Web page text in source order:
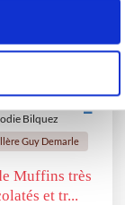
Bilquez
Guy Demarle
Muffins très
et tr...